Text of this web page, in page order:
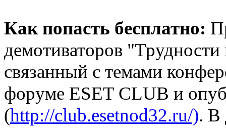
Как попасть бесплатно:
демотиваторов
связанный с темами
форуме ESET CLUB и
(http://club.esetnod32.ru/). В